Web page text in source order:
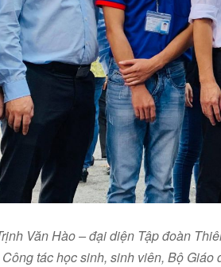
Văn Hào – đại diện Tập đoàn
tác học sinh, sinh viên, Bộ